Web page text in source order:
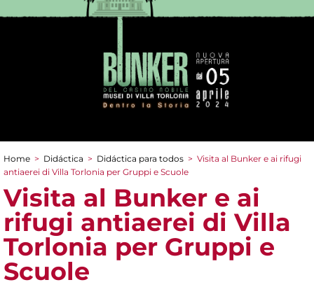
You are here
Home > Didáctica > Didáctica para todos > Visita al Bunker e ai rifugi
antiaerei di Villa Torlonia per Gruppi e Scuole
Visita al Bunker e ai
rifugi antiaerei di Villa
Torlonia per Gruppi e
Scuole